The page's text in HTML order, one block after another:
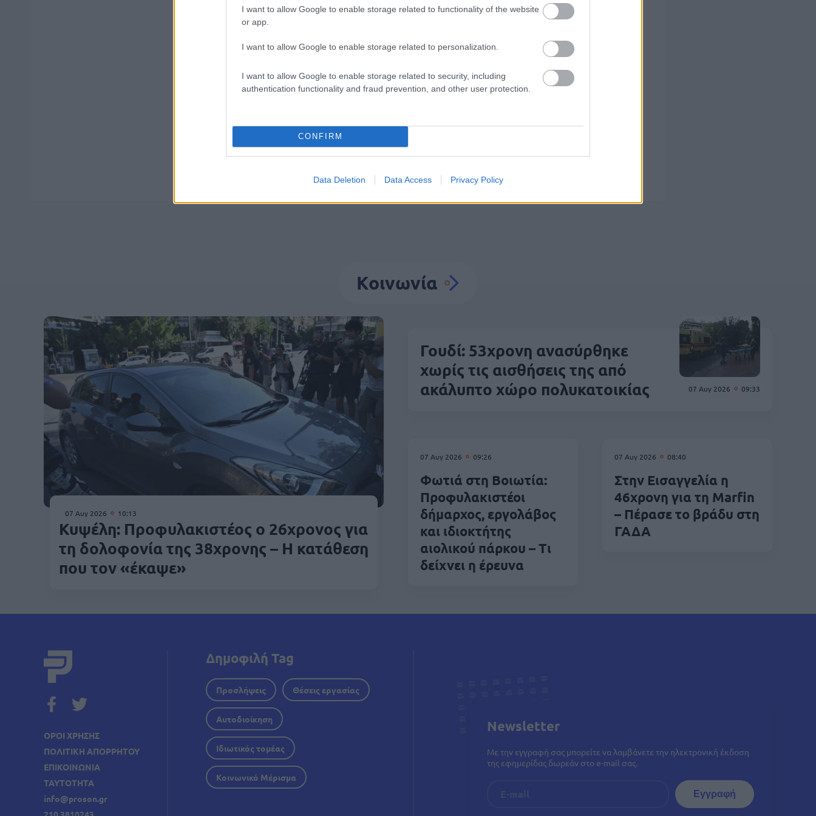
I want to allow Google to enable storage related to functionality of the website
or app.
I want to allow Google to enable storage related to personalization.
I want to allow Google to enable storage related to security, including
authentication functionality and fraud prevention, and other user protection.
CONFIRM
Data Deletion Data Access Privacy Policy
Τουρισμός για Όλους 2026-2027: Σήμερα οι αιτήσεις για ΑΦΜ που
λήγουν σε 3 και 4
Κοινωνία
07 Αυγ 2026 10:13
Κυψέλη: Προφυλακιστέος ο 26χρονος για
τη δολοφονία της 38χρονης – Η κατάθεση
που τον «έκαψε»
07 Αυγ 2026 09:33
Γουδί: 53χρονη ανασύρθηκε
χωρίς τις αισθήσεις της από
ακάλυπτο χώρο πολυκατοικίας
07 Αυγ 2026 09:26
Φωτιά στη Βοιωτία:
Προφυλακιστέοι
δήμαρχος, εργολάβος
και ιδιοκτήτης
αιολικού πάρκου – Τι
δείχνει η έρευνα
07 Αυγ 2026 08:40
Στην Εισαγγελία η
46χρονη για τη Marfin
– Πέρασε το βράδυ στη
ΓΑΔΑ
ΟΡΟΙ ΧΡΗΣΗΣ
ΠΟΛΙΤΙΚΗ ΑΠΟΡΡΗΤΟΥ
ΕΠΙΚΟΙΝΩΝΙΑ
ΤΑΥΤΟΤΗΤΑ
info@proson.gr
Δημοφιλή Tag
Προσλήψεις Θέσεις εργασίας
Αυτοδιοίκηση
Ιδιωτικός τομέας
Κοινωνικό Μέρισμα
Newsletter
Με την εγγραφή σας μπορείτε να λαμβάνετε την ηλεκτρονική έκδοση
της εφημερίδας δωρεάν στο e-mail σας.